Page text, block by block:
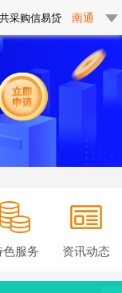
南通
采购信易贷
色服务 资讯动态